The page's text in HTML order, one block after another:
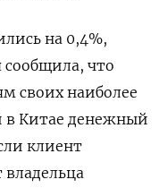
на 0,4%,
что
своих наиболее
в Китае денежный
клиент